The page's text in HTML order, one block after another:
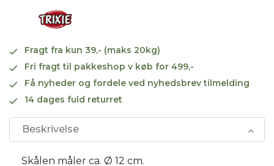
Fragt fra kun 39,- (maks 20kg)
Fri fragt til pakkeshop v køb for 499,-
Få nyheder og fordele ved nyhedsbrev tilmelding
14 dages fuld returret
Beskrivelse
Skålen måler ca. Ø 12 cm.